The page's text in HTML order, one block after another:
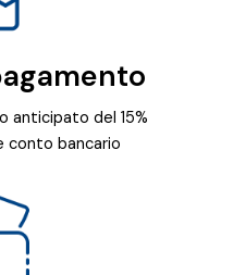
anticipato del 15%
conto bancario